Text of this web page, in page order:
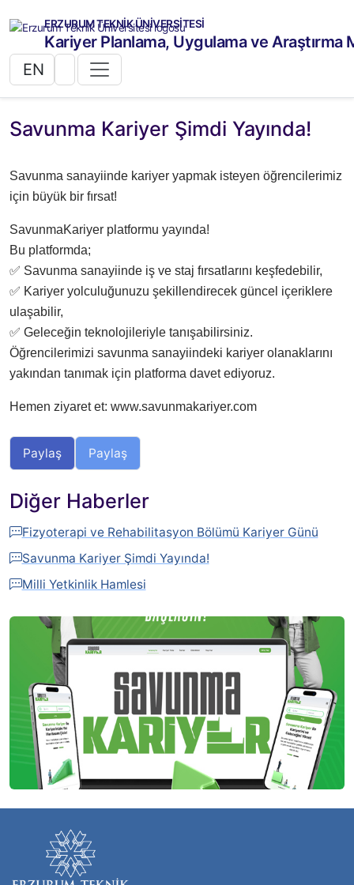
ERZURUM TEKNİK ÜNİVERSİTESİ
Kariyer Planlama, Uygulama ve Araştırma
EN
Savunma Kariyer Şimdi Yayında!
Savunma sanayiinde kariyer yapmak isteyen öğrencilerimiz
için büyük bir fırsat!
SavunmaKariyer platformu yayında!
Bu platformda;
✅ Savunma sanayiinde iş ve staj fırsatlarını keşfedebilir,
✅ Kariyer yolculuğunuzu şekillendirecek güncel içeriklere
ulaşabilir,
✅ Geleceğin teknolojileriyle tanışabilirsiniz.
Öğrencilerimizi savunma sanayiindeki kariyer olanaklarını
yakından tanımak için platforma davet ediyoruz.
Hemen ziyaret et: www.savunmakariyer.com
Paylaş Paylaş
Diğer Haberler
Fizyoterapi ve Rehabilitasyon Bölümü Kariyer Günü
Savunma Kariyer Şimdi Yayında!
Milli Yetkinlik Hamlesi